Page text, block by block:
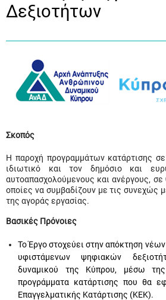
Δεξιοτήτων
Σκοπός
Η παροχή προγραμμάτων κατάρτισης
ιδιωτικό και τον δημόσιο και
αυτοαπασχολούμενους και ανέργους, σε
οποίες να συμβαδίζουν με τις συνεχώς
της αγοράς εργασίας.
Βασικές Πρόνοιες
Το Έργο στοχεύει στην απόκτηση
υφιστάμενων ψηφιακών
δυναμικού της Κύπρου, μέσω
προγράμματα κατάρτισης που θα
Επαγγελματικής Κατάρτισης (ΚΕΚ).